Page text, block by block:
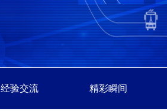
经验交流 精彩瞬间